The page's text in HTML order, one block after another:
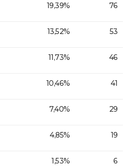
19,39% 76
13,52% 53
11,73% 46
10,46% 41
7,40% 29
4,85% 19
1,53% 6